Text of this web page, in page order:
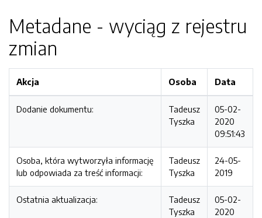
Metadane - wyciąg z rejestru
zmian
Akcja Osoba Data
Dodanie dokumentu:
Tadeusz
Tyszka
05-02-
2020
09:51:43
Osoba, która wytworzyła informację
lub odpowiada za treść informacji:
Tadeusz
Tyszka
24-05-
2019
Ostatnia aktualizacja:
Tadeusz
Tyszka
05-02-
2020